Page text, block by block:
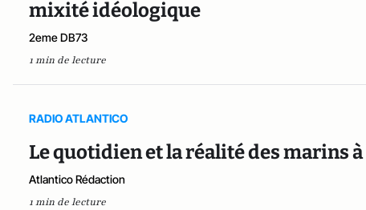
mixité idéologique
2eme DB73
1 min de lecture
RADIO ATLANTICO
Le quotidien et la réalité des marins à
Atlantico Rédaction
1 min de lecture